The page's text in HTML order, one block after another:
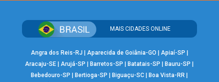
MAIS CIDADES ONLINE
Angra dos Reis-RJ | Aparecida de Goiânia-GO | Apiaí-SP |
Aracaju-SE | Arujá-SP |Barretos-SP |Batatais-SP |Bauru-SP |
Bebedouro-SP |Bertioga-SP |Biguaçu-SC |Boa Vista-RR |